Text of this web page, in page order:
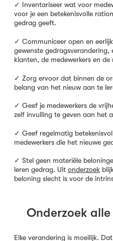
✓ Inventariseer wat voor
voor je een betekenisvolle
gedrag geeft.
✓ Communiceer open en
gewenste
klanten, de medewerkers en
✓ Zorg ervoor dat binnen de
belang van het nieuw aan te
✓ Geef je medewerkers de
zelf invulling te geven aan het
✓ Geef regelmatig
medewerkers die het nieuwe
✓ Stel geen materiële
leren gedrag. Uit onderzoek
beloning slecht is voor de
Onderzoek
Elke verandering is moeilijk.